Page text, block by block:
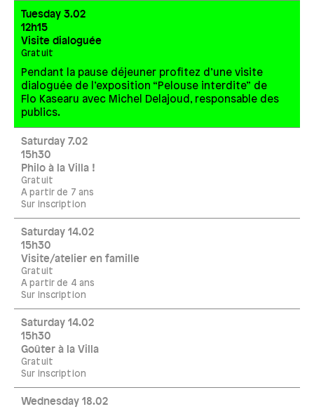
Tuesday 3.02
12h15
Visite dialoguée
Gratuit
Pendant la pause déjeuner profitez d’une visite
dialoguée de l’exposition “Pelouse interdite” de
Flo Kasearu avec Michel Delajoud, responsable des
publics.
Saturday 7.02
15h30
Philo à la Villa !
Gratuit
A partir de 7 ans
Sur inscription
Saturday 14.02
15h30
Visite/atelier en famille
Gratuit
A partir de 4 ans
Sur inscription
Saturday 14.02
15h30
Goûter à la Villa
Gratuit
Sur inscription
Wednesday 18.02